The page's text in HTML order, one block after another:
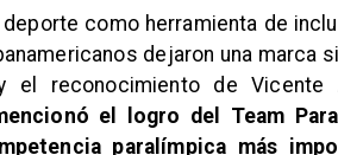
como herramienta de
dejaron una marca
reconocimiento de Vicente
el logro del Team
paralímpica más